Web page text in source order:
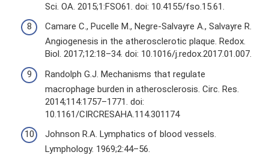
Sci. OA. 2015;1:FSO61. doi: 10.4155/fso.15.61.
Camare C., Pucelle M., Negre-Salvayre A., Salvayre R.
Angiogenesis in the atherosclerotic plaque. Redox.
Biol. 2017;12:18–34. doi: 10.1016/j.redox.2017.01.007.
Randolph G.J. Mechanisms that regulate
macrophage burden in atherosclerosis. Circ. Res.
2014;114:1757–1771. doi:
10.1161/CIRCRESAHA.114.301174
Johnson R.A. Lymphatics of blood vessels.
Lymphology. 1969;2:44–56.